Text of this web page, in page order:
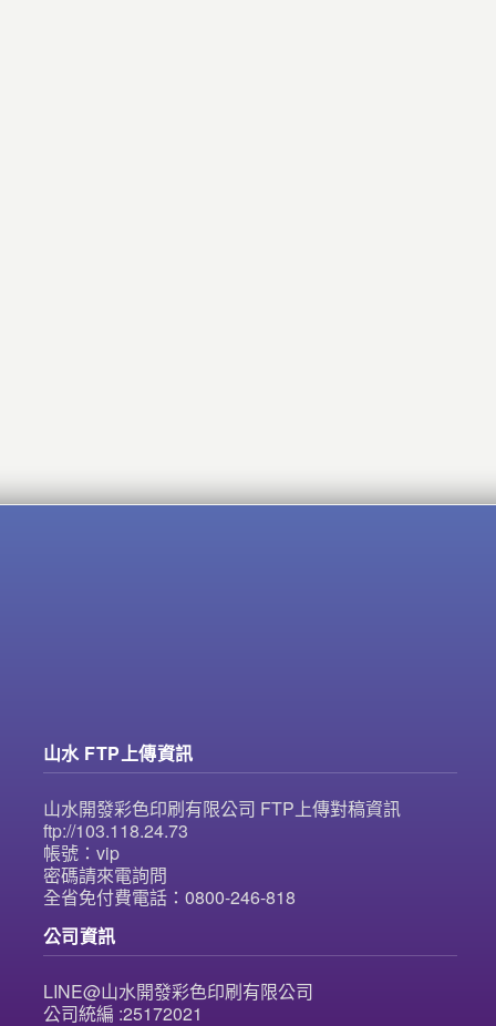
山水 FTP上傳資訊
山水開發彩色印刷有限公司 FTP上傳對稿資訊
ftp://103.118.24.73
帳號：vip
密碼請來電詢問
全省免付費電話：0800-246-818
公司資訊
LINE@山水開發彩色印刷有限公司
公司統編 :25172021